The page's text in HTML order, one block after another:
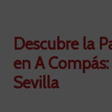
Descubre la
en A
Sevilla